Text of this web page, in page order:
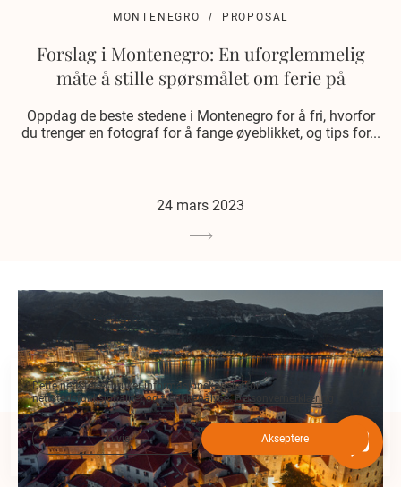
MONTENEGRO PROPOSAL
Forslag i Montenegro: En uforglemmelig
måte å stille spørsmålet om ferie på
Oppdag de beste stedene i Montenegro for å fri, hvorfor
du trenger en fotograf for å fange øyeblikket, og tips for...
24 mars 2023
Dette nettstedet bruker informasjonskapsler for
nettstedsfunksjonalitet og trafikkanalyse.Personvernerklæring
Avvis Akseptere